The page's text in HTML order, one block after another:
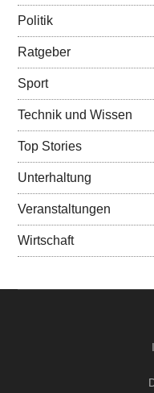
Politik
Ratgeber
Sport
Technik und Wissen
Top Stories
Unterhaltung
Veranstaltungen
Wirtschaft